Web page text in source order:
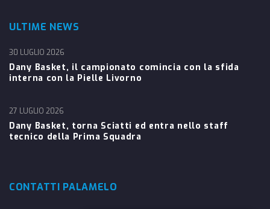
ULTIME NEWS
Dany Basket, il campionato comincia con la sfida
interna con la Pielle Livorno
30 LUGLIO 2026
Dany Basket, torna Sciatti ed entra nello staff
tecnico della Prima Squadra
27 LUGLIO 2026
CONTATTI PALAMELO